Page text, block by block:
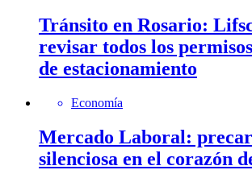
Tránsito en Rosario:
revisar todos los
de estacionamiento
Economía
Mercado Laboral:
silenciosa en el corazón